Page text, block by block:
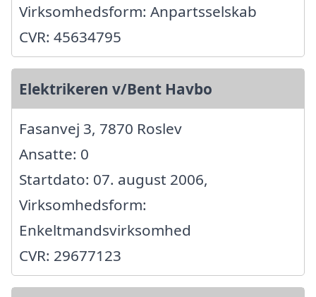
Virksomhedsform: Anpartsselskab
CVR: 45634795
Elektrikeren v/Bent Havbo
Fasanvej 3, 7870 Roslev
Ansatte: 0
Startdato: 07. august 2006,
Virksomhedsform:
Enkeltmandsvirksomhed
CVR: 29677123